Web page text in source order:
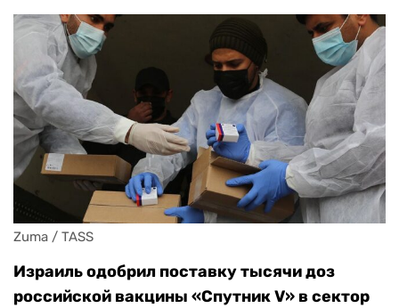
Zuma / TASS
Израиль одобрил поставку тысячи доз
российской вакцины «Спутник V» в сектор